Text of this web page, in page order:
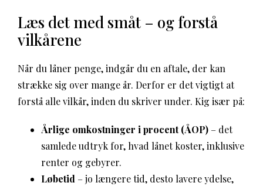
Læs det med småt – og forstå
vilkårene
Når du låner penge, indgår du en aftale, der kan
strække sig over mange år. Derfor er det vigtigt at
forstå alle vilkår, inden du skriver under. Kig især på:
Årlige omkostninger i procent (ÅOP) – det
samlede udtryk for, hvad lånet koster, inklusive
renter og gebyrer.
Løbetid – jo længere tid, desto lavere ydelse,